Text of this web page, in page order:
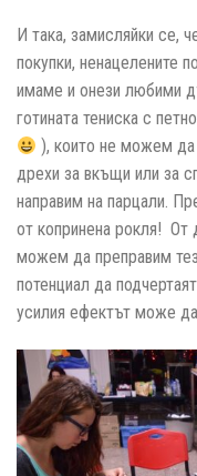
И така, замисляйки се,
покупки, ненацелените
имаме и онези любими
готината тениска с
), които не можем
дрехи за вкъщи или за
направим на парцали.
от копринена рокля! От
можем да преправим
потенциал да
усилия ефектът може